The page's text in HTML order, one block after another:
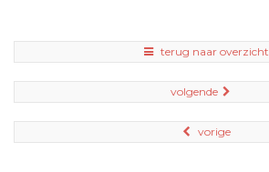
terug naar overzicht
volgende
vorige